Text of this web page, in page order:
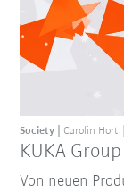
KUKA
Society Carolin Hort
Von neuen